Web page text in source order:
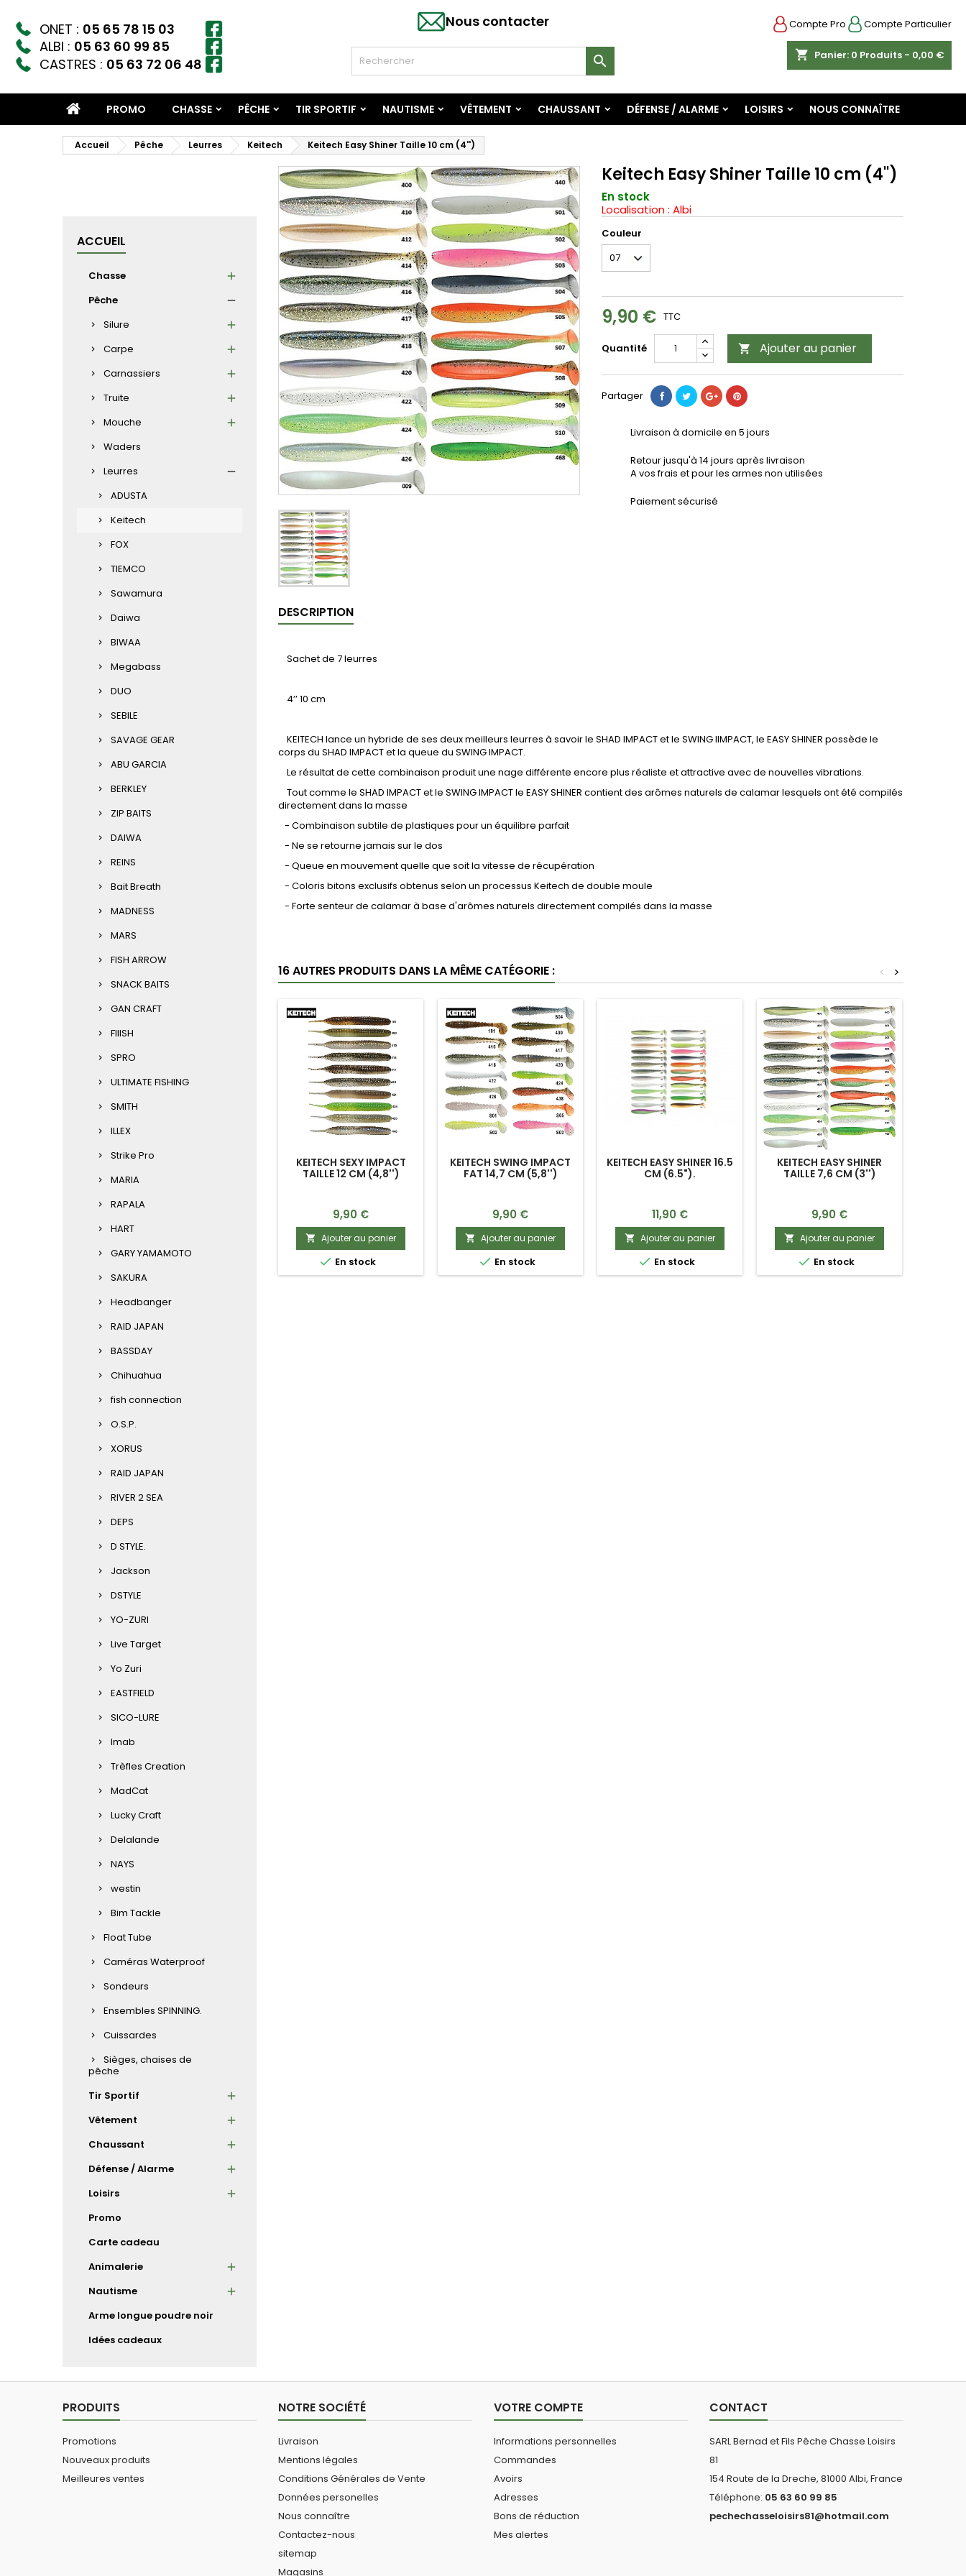
ONET : 05 65 78 15 03
ALBI : 05 63 60 99 85
CASTRES : 05 63 72 06 48
Nous contacter

Compte Pro Compte Particulier
shopping_cart Panier: 0 Produits - 0,00 €
PROMO CHASSE PÊCHE TIR SPORTIF NAUTISME VÊTEMENT CHAUSSANT DÉFENSE / ALARME LOISIRS NOUS CONNAÎTRE
Accueil Pêche Leurres Keitech Keitech Easy Shiner Taille 10 cm (4'')
ACCUEIL
Chasse
Pêche
Silure
Carpe
Carnassiers
Truite
Mouche
Waders
Leurres
ADUSTA
Keitech
FOX
TIEMCO
Sawamura
Daiwa
BIWAA
Megabass
DUO
SEBILE
SAVAGE GEAR
ABU GARCIA
BERKLEY
ZIP BAITS
DAIWA
REINS
Bait Breath
MADNESS
MARS
FISH ARROW
SNACK BAITS
GAN CRAFT
FIIISH
SPRO
ULTIMATE FISHING
SMITH
ILLEX
Strike Pro
MARIA
RAPALA
HART
GARY YAMAMOTO
SAKURA
Headbanger
RAID JAPAN
BASSDAY
Chihuahua
fish connection
O.S.P.
XORUS
RAID JAPAN
RIVER 2 SEA
DEPS
D STYLE.
Jackson
DSTYLE
YO-ZURI
Live Target
Yo Zuri
EASTFIELD
SICO-LURE
lmab
Trèfles Creation
MadCat
Lucky Craft
Delalande
NAYS
westin
Bim Tackle
Float Tube
Caméras Waterproof
Sondeurs
Ensembles SPINNING.
Cuissardes
Sièges, chaises de
pêche
Tir Sportif
Vêtement
Chaussant
Défense / Alarme
Loisirs
Promo
Carte cadeau
Animalerie
Nautisme
Arme longue poudre noir
Idées cadeaux
Keitech Easy Shiner Taille 10 cm (4'')
En stock
Localisation : Albi
Couleur
9,90 € TTC
Quantité  Ajouter au panier
Partager
Livraison à domicile en 5 jours
Retour jusqu'à 14 jours après livraison
A vos frais et pour les armes non utilisées
Paiement sécurisé
DESCRIPTION
Sachet de 7 leurres
4’’ 10 cm
KEITECH lance un hybride de ses deux meilleurs leurres à savoir le SHAD IMPACT et le SWING IIMPACT, le EASY SHINER possède le
corps du SHAD IMPACT et la queue du SWING IMPACT.
Le résultat de cette combinaison produit une nage différente encore plus réaliste et attractive avec de nouvelles vibrations.
Tout comme le SHAD IMPACT et le SWING IMPACT le EASY SHINER contient des arômes naturels de calamar lesquels ont été compilés
directement dans la masse
- Combinaison subtile de plastiques pour un équilibre parfait
- Ne se retourne jamais sur le dos
- Queue en mouvement quelle que soit la vitesse de récupération
- Coloris bitons exclusifs obtenus selon un processus Keitech de double moule
- Forte senteur de calamar à base d'arômes naturels directement compilés dans la masse
16 AUTRES PRODUITS DANS LA MÊME CATÉGORIE : >
<
KEITECH SEXY IMPACT
TAILLE 12 CM (4,8'')
Prix
9,90 €
 Ajouter au panier
 En stock
KEITECH SWING IMPACT
FAT 14,7 CM (5,8'')
Prix
9,90 €
 Ajouter au panier
 En stock
KEITECH EASY SHINER 16.5
CM (6.5").
Prix
11,90 €
 Ajouter au panier
 En stock
KEITECH EASY SHINER
TAILLE 7,6 CM (3'')
Prix
9,90 €
 Ajouter au panier
 En stock
PRODUITS
Promotions
Nouveaux produits
Meilleures ventes
NOTRE SOCIÉTÉ
Livraison
Mentions légales
Conditions Générales de Vente
Données personelles
Nous connaître
Contactez-nous
sitemap
Magasins
VOTRE COMPTE
Informations personnelles
Commandes
Avoirs
Adresses
Bons de réduction
Mes alertes
CONTACT
SARL Bernad et Fils Pêche Chasse Loisirs
81
154 Route de la Dreche, 81000 Albi, France
Téléphone: 05 63 60 99 85
pechechasseloisirs81@hotmail.com